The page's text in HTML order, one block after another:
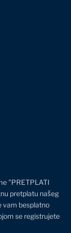
"PRETPLATI
pretplatu našeg
vam besplatno
se registrujete